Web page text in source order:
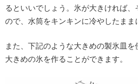
るといいでしょう。氷が大きければ
ので、水筒をキンキンに冷やしたまま
また、下記のような大きめの製氷皿
大きめの氷を作ることができます。